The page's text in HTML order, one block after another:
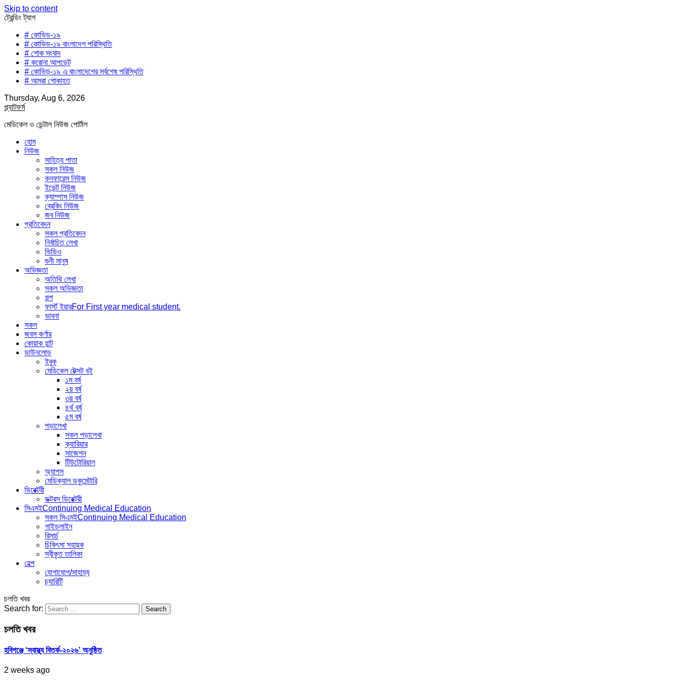
Skip to content
ট্রেন্ডিং ট্যাগ
# কোভিড-১৯
# কোভিড-১৯ বাংলাদেশ পরিস্থিতি
# শোক সংবাদ
# করোনা আপডেট
# কোভিড-১৯ এ বাংলাদেশের সর্বশেষ পরিস্থিতি
# আমরা শোকাহত
Thursday, Aug 6, 2026
প্ল্যাটফর্ম
মেডিকেল ও ডেন্টাল নিউজ পোর্টাল
হোম
নিউজ
সাহিত্য পাতা
সকল নিউজ
কনফারেন্স নিউজ
ইভেন্ট নিউজ
ক্যাম্পাস নিউজ
ব্রেকিং নিউজ
জব নিউজ
প্রতিবেদন
সকল প্রতিবেদন
নির্বাচিত লেখা
ভিডিও
গুনী মানুষ
অভিজ্ঞতা
অতিথি লেখা
সকল অভিজ্ঞতা
গল্প
ফার্স্ট ইয়ারFor First year medical student.
ভাবনা
সকল
জবস কর্ণার
কোয়াক হান্ট
ডাউনলোড
ইবুক
মেডিকেল টেক্সট বই
১ম বর্ষ
২য় বর্ষ
৩য় বর্ষ
৪র্থ বর্ষ
৫ম বর্ষ
পড়ালেখা
সকল পড়ালেখা
ক্যারিয়ার
সাজেশন
টিউটোরিয়াল
অ্যাপস
মেডিক্যাল ডকুমেন্টারি
ডিরেক্টরী
ডক্টরস ডিরেক্টরী
সিএমইContinuing Medical Education
সকল সিএমইContinuing Medical Education
গাইডলাইন
রিসার্চ
চিকিৎসা সহায়ক
স্বীকৃত তালিকা
হেল্প
যোগাযোগ/সাহায্য
চ্যারিটি
চলতি খবর
Search for:
চলতি খবর
হবিগঞ্জে ‘স্বাস্থ্য বিতর্ক-২০২৬’ অনুষ্ঠিত
2 weeks ago